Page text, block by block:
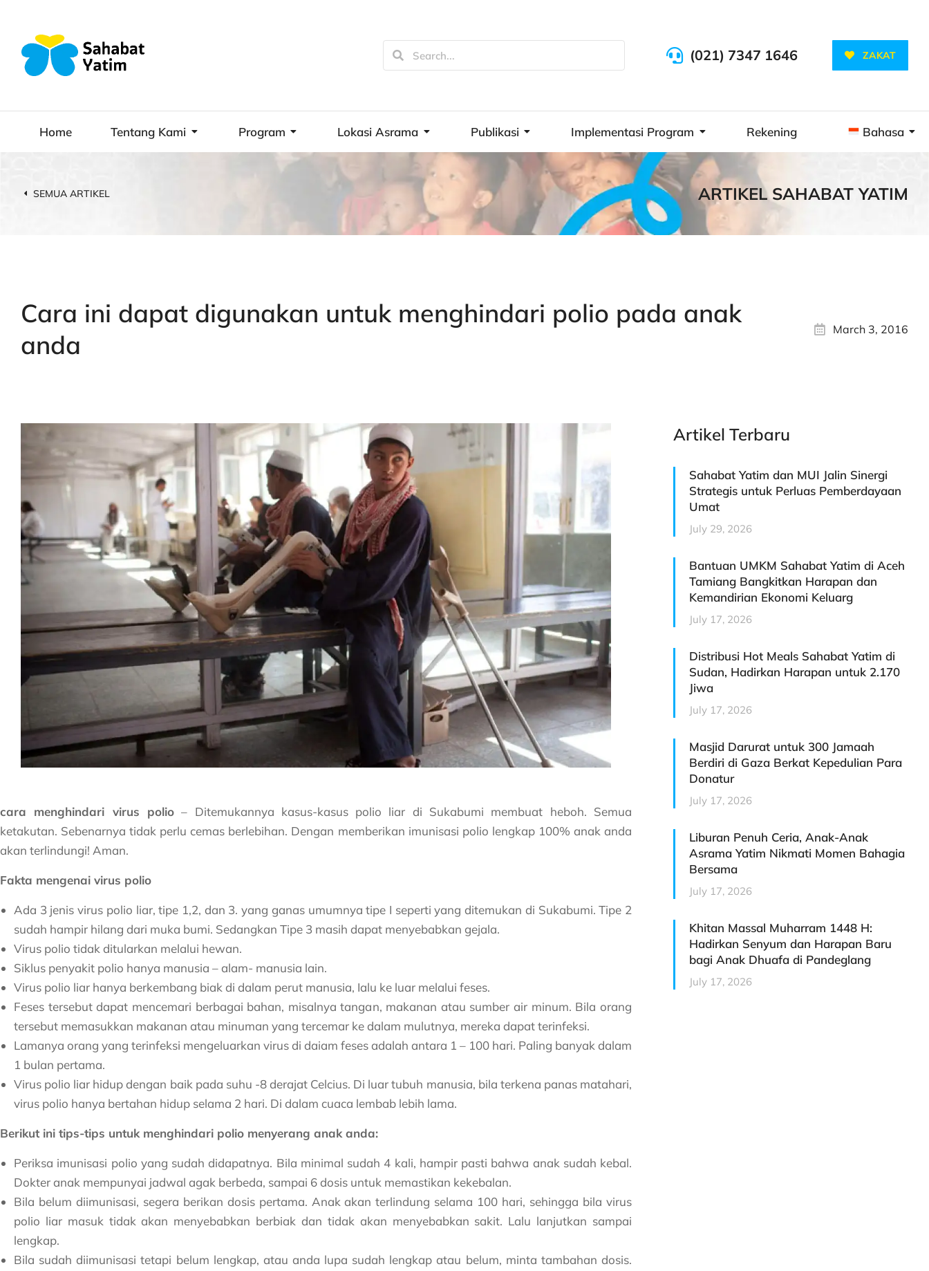
(021) 7347 1646 ZAKAT
Home Tentang Kami Program Lokasi Asrama Publikasi Implementasi Program Rekening Bahasa
SEMUA ARTIKEL ARTIKEL SAHABAT YATIM
Cara ini dapat digunakan untuk menghindari polio pada anak
anda
March 3, 2016
cara menghindari virus polio– Ditemukannya kasus-kasus polio liar di Sukabumi membuat heboh. Semua
ketakutan. Sebenarnya tidak perlu cemas berlebihan. Dengan memberikan imunisasi polio lengkap 100% anak anda
akan terlindungi! Aman.
Fakta mengenai virus polio
Ada 3 jenis virus polio liar, tipe 1,2, dan 3. yang ganas umumnya tipe I seperti yang ditemukan di Sukabumi. Tipe 2
sudah hampir hilang dari muka bumi. Sedangkan Tipe 3 masih dapat menyebabkan gejala.
Virus polio tidak ditularkan melalui hewan.
Siklus penyakit polio hanya manusia – alam- manusia lain.
Virus polio liar hanya berkembang biak di dalam perut manusia, Ialu ke luar melalui feses.
Feses tersebut dapat mencemari berbagai bahan, misalnya tangan, makanan atau sumber air minum. Bila orang
tersebut memasukkan makanan atau minuman yang tercemar ke dalam mulutnya, mereka dapat terinfeksi.
Lamanya orang yang terinfeksi mengeluarkan virus di daiam feses adalah antara 1 – 100 hari. Paling banyak dalam
1 bulan pertama.
Virus polio liar hidup dengan baik pada suhu -8 derajat Celcius. Di luar tubuh manusia, bila terkena panas matahari,
virus polio hanya bertahan hidup selama 2 hari. Di dalam cuaca lembab lebih lama.
Berikut ini tips-tips untuk menghindari polio menyerang anak anda:
Periksa imunisasi polio yang sudah didapatnya. Bila minimal sudah 4 kali, hampir pasti bahwa anak sudah kebal.
Dokter anak mempunyai jadwal agak berbeda, sampai 6 dosis untuk memastikan kekebalan.
Bila belum diimunisasi, segera berikan dosis pertama. Anak akan terlindung selama 100 hari, sehingga bila virus
polio liar masuk tidak akan menyebabkan berbiak dan tidak akan menyebabkan sakit. Lalu lanjutkan sampai
lengkap.
Bila sudah diimunisasi tetapi belum lengkap, atau anda lupa sudah lengkap atau belum, minta tambahan dosis.
Artikel Terbaru
Sahabat Yatim dan MUI Jalin Sinergi
Strategis untuk Perluas Pemberdayaan
Umat
July 29, 2026
Bantuan UMKM Sahabat Yatim di Aceh
Tamiang Bangkitkan Harapan dan
Kemandirian Ekonomi Keluarg
July 17, 2026
Distribusi Hot Meals Sahabat Yatim di
Sudan, Hadirkan Harapan untuk 2.170
Jiwa
July 17, 2026
Masjid Darurat untuk 300 Jamaah
Berdiri di Gaza Berkat Kepedulian Para
Donatur
July 17, 2026
Liburan Penuh Ceria, Anak-Anak
Asrama Yatim Nikmati Momen Bahagia
Bersama
July 17, 2026
Khitan Massal Muharram 1448 H:
Hadirkan Senyum dan Harapan Baru
bagi Anak Dhuafa di Pandeglang
July 17, 2026